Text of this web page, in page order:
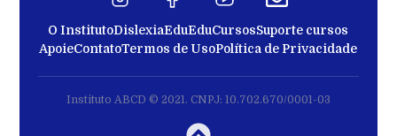
O InstitutoDislexiaEduEduCursosSuporte cursos
ApoieContatoTermos de UsoPolítica de Privacidade
Instituto ABCD © 2021. CNPJ: 10.702.670/0001-03